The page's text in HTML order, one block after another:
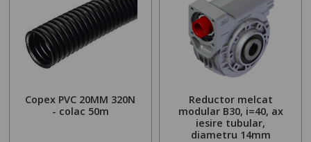
Copex PVC 20MM 320N
- colac 50m
Reductor melcat
modular B30, i=40, ax
iesire tubular,
diametru 14mm